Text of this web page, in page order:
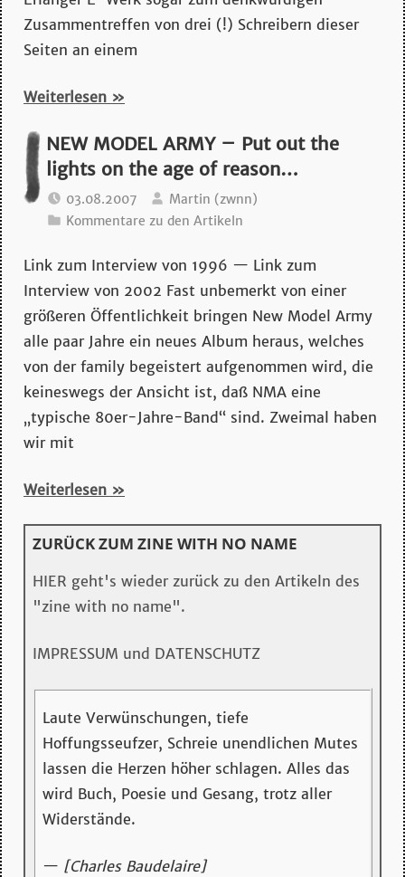
Zusammentreffen von drei (!) Schreibern dieser
Seiten an einem
Weiterlesen
NEW MODEL ARMY – Put out the
lights on the age of reason…
03.08.2007
Martin (zwnn)
Kommentare zu den Artikeln
Link zum Interview von 1996 — Link zum
Interview von 2002 Fast unbemerkt von einer
größeren Öffentlichkeit bringen New Model Army
alle paar Jahre ein neues Album heraus, welches
von der family begeistert aufgenommen wird, die
keineswegs der Ansicht ist, daß NMA eine
„typische 80er-Jahre-Band“ sind. Zweimal haben
wir mit
Weiterlesen
ZURÜCK ZUM ZINE WITH NO NAME
HIER geht's wieder zurück zu den Artikeln des
"zine with no name".
IMPRESSUM und DATENSCHUTZ
Laute Verwünschungen, tiefe
Hoffungsseufzer, Schreie unendlichen Mutes
lassen die Herzen höher schlagen. Alles das
wird Buch, Poesie und Gesang, trotz aller
Widerstände.
— [Charles Baudelaire]